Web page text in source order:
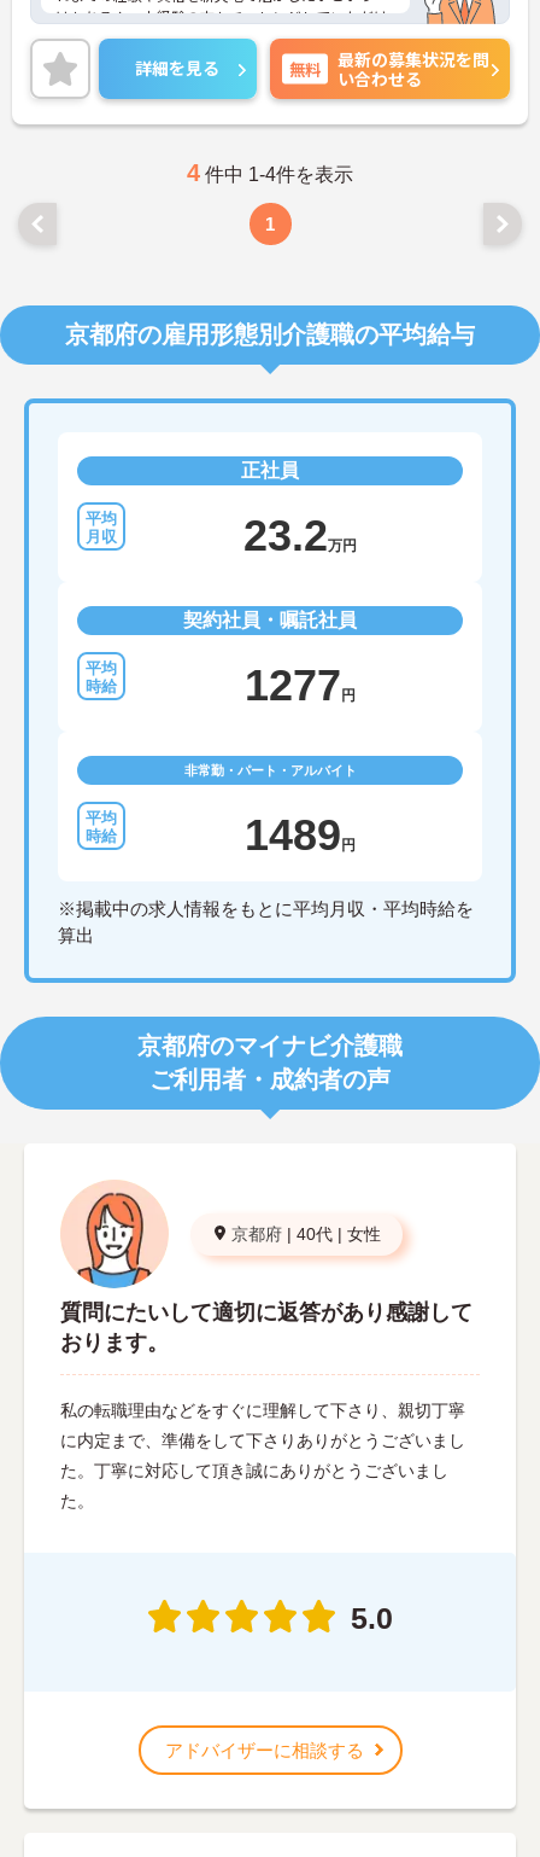
はもちろん、未経験の方もチャレンジしていただけ
ます！
ご興味ある方には、面接対策ポイントなど、さらに
詳細をお話しいたしますのでお気軽にご相談くださ
い。
詳細を見る 無料
最新の募集状況を問
い合わせる
4 件中 1-4件を表示
1
京都府の雇用形態別介護職の平均給与
正社員
23.2万円
契約社員・嘱託社員
1277 円
非常勤・パート・アルバイト
1489 円
※掲載中の求人情報をもとに平均月収・平均時給を
算出
京都府のマイナビ介護職
ご利用者・成約者の声
京都府 | 40代 | 女性
質問にたいして適切に返答があり感謝して
おります。
私の転職理由などをすぐに理解して下さり、親切丁寧
に内定まで、準備をして下さりありがとうございまし
た。丁寧に対応して頂き誠にありがとうございまし
た。
5.0
アドバイザーに相談する